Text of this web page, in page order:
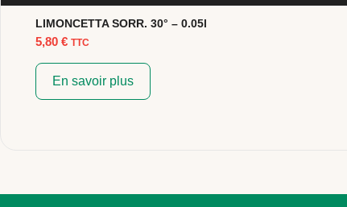
LIMONCETTA SORR. 30° – 0.05l
5,80€ TTC
En savoir plus